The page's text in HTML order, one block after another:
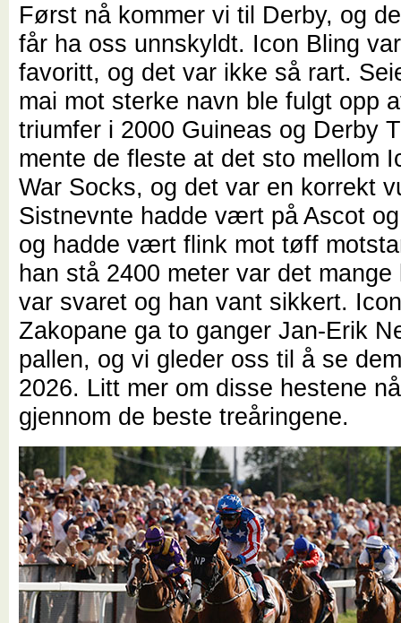
Først nå kommer vi til Derby, og
får ha oss unnskyldt. Icon Bling
favoritt, og det var ikke så rart.
mai mot sterke navn ble fulgt opp
triumfer i 2000 Guineas og Derby
mente de fleste at det sto mellom
War Socks, og det var en korrekt
Sistnevnte hadde vært på Ascot
og hadde vært flink mot tøff
han stå 2400 meter var det
var svaret og han vant sikkert.
Zakopane ga to ganger Jan-Erik
pallen, og vi gleder oss til å se
2026. Litt mer om disse hestene
gjennom de beste treåringene.